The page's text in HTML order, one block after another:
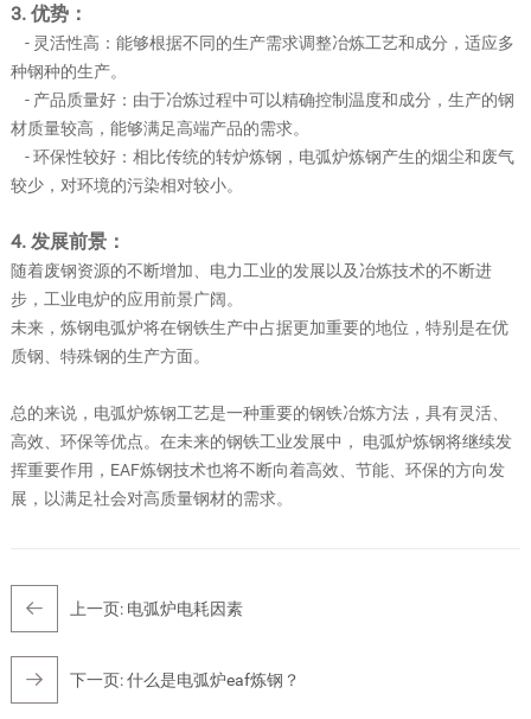
3. 优势：
- 灵活性高：能够根据不同的生产需求调整冶炼工艺和成分，适应多
种钢种的生产。
- 产品质量好：由于冶炼过程中可以精确控制温度和成分，生产的钢
材质量较高，能够满足高端产品的需求。
- 环保性较好：相比传统的转炉炼钢，电弧炉炼钢产生的烟尘和废气
较少，对环境的污染相对较小。
4. 发展前景：
随着废钢资源的不断增加、电力工业的发展以及冶炼技术的不断进
步，工业电炉的应用前景广阔。
未来，炼钢电弧炉将在钢铁生产中占据更加重要的地位，特别是在优
质钢、特殊钢的生产方面。
总的来说，电弧炉炼钢工艺是一种重要的钢铁冶炼方法，具有灵活、
高效、环保等优点。在未来的钢铁工业发展中， 电弧炉炼钢将继续发
挥重要作用，EAF炼钢技术也将不断向着高效、节能、环保的方向发
展，以满足社会对高质量钢材的需求。
上一页: 电弧炉电耗因素
下一页:什么是电弧炉eaf炼钢？